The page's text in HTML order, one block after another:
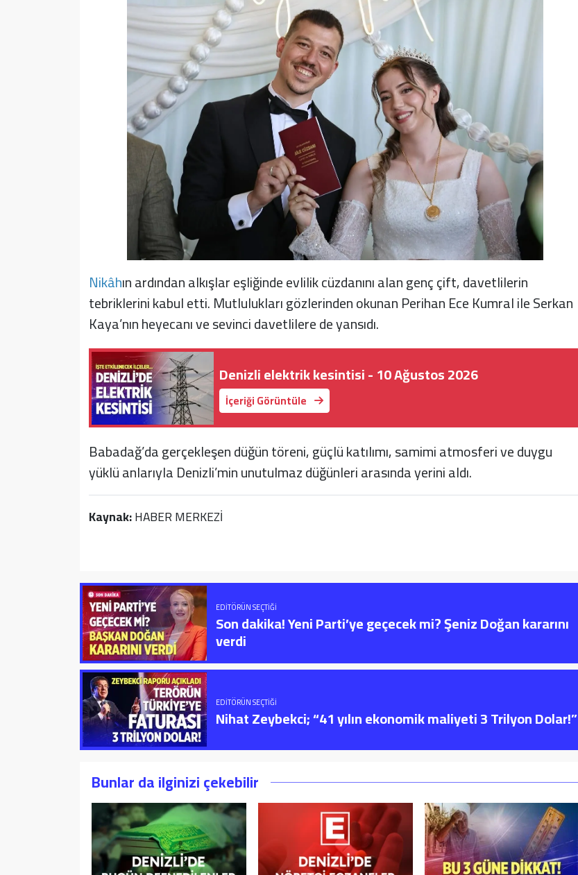
Nikâhın ardından alkışlar eşliğinde evlilik cüzdanını alan genç çift, davetlilerin
tebriklerini kabul etti. Mutlulukları gözlerinden okunan Perihan Ece Kumral ile Serkan
Kaya’nın heyecanı ve sevinci davetlilere de yansıdı.
Denizli elektrik kesintisi - 10 Ağustos 2026
İçeriği Görüntüle
Babadağ’da gerçekleşen düğün töreni, güçlü katılımı, samimi atmosferi ve duygu
yüklü anlarıyla Denizli’min unutulmaz düğünleri arasında yerini aldı.
Kaynak:HABER MERKEZİ
EDITÖRÜN SEÇTIĞI
Son dakika! Yeni Parti’ye geçecek mi? Şeniz Doğan kararını
verdi
EDITÖRÜN SEÇTIĞI
Nihat Zeybekci; “41 yılın ekonomik maliyeti 3 Trilyon Dolar!”
Bunlar da ilginizi çekebilir